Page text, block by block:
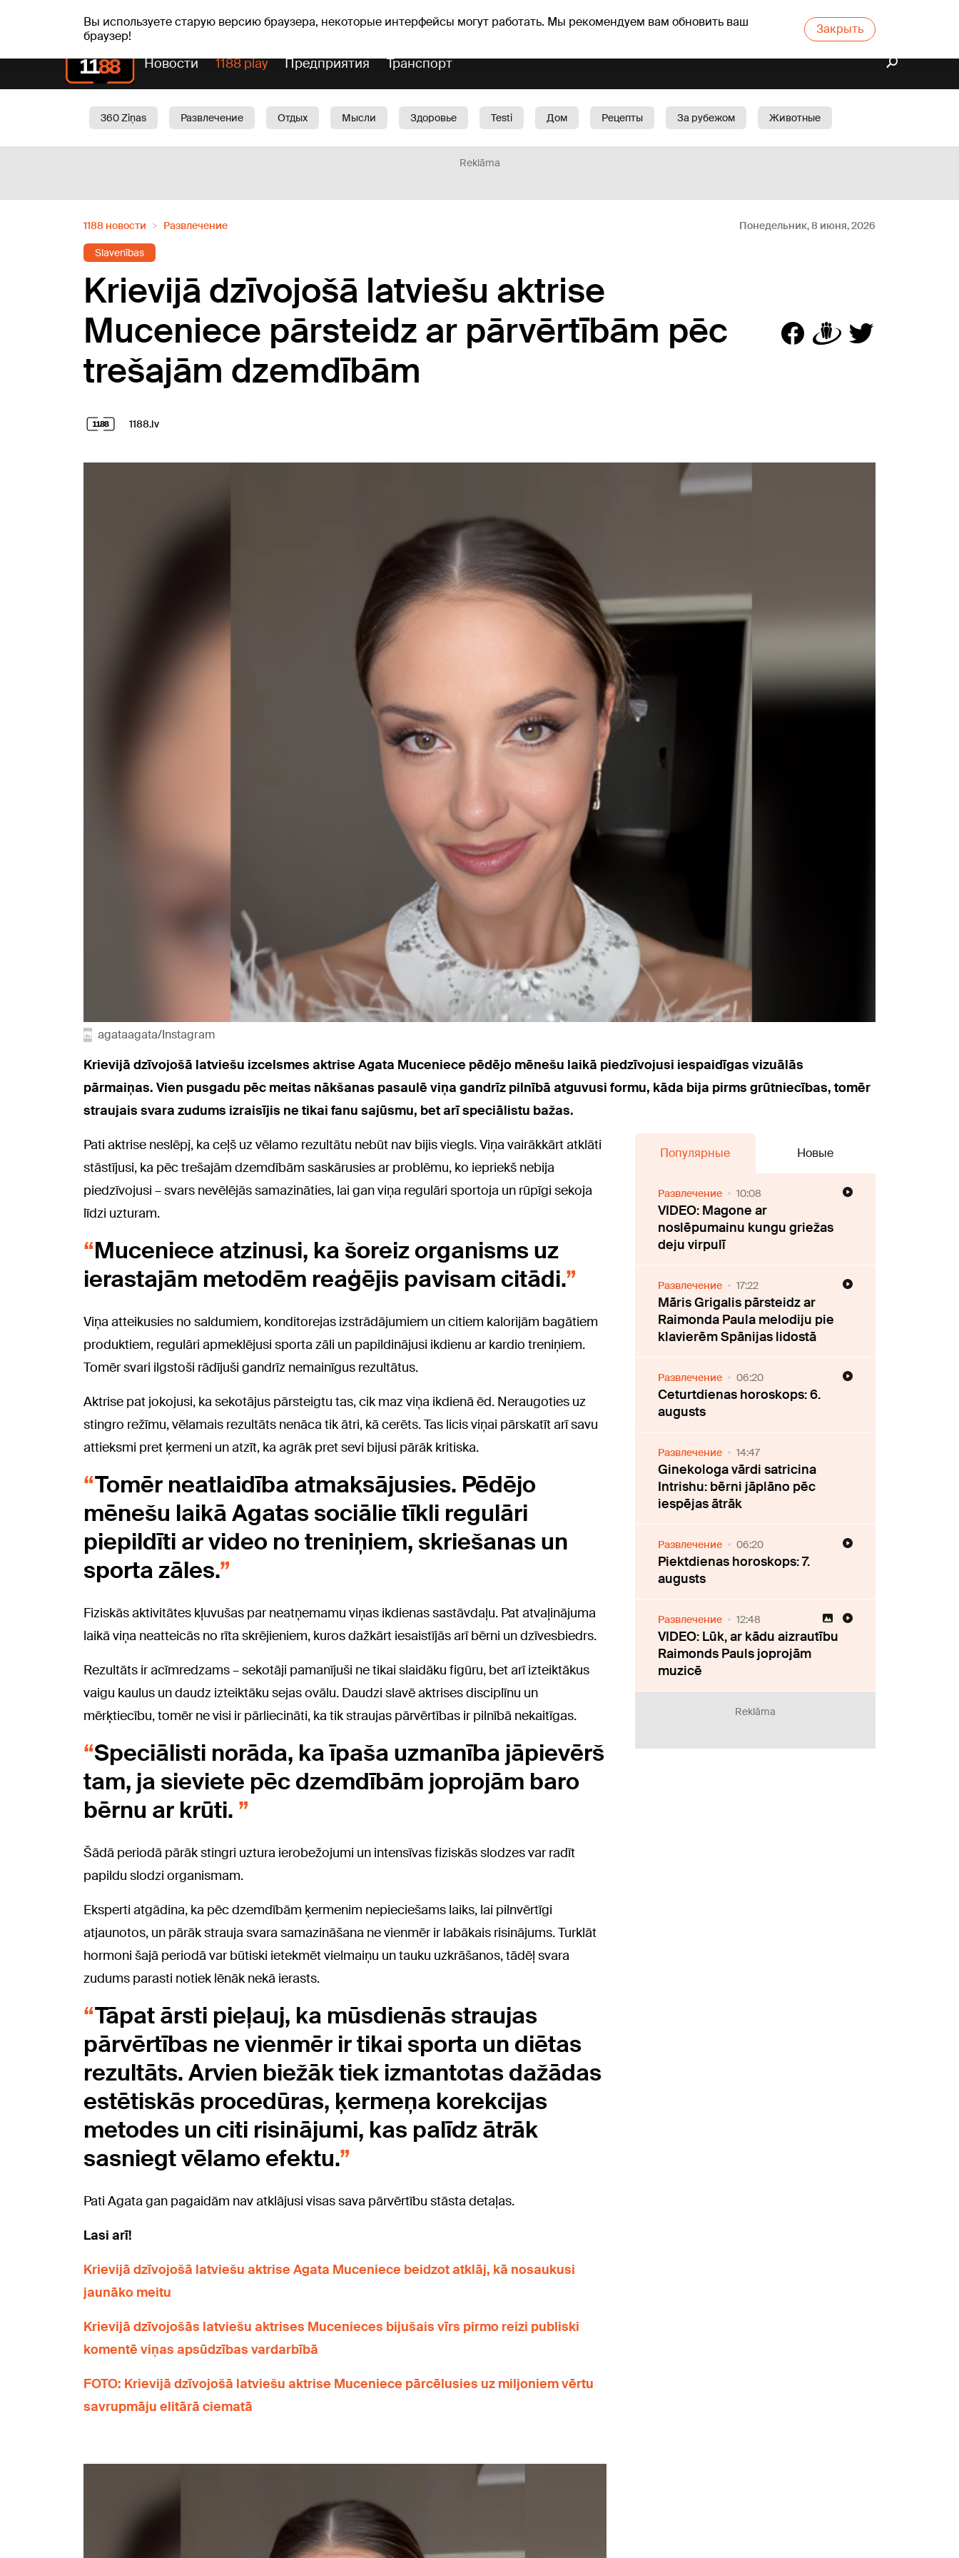
Вы используете старую версию браузера, некоторые интерфейсы могут работать. Мы рекомендуем вам обновить ваш
браузер!
Закрыть
пт, 07.08.2026. +18°C Alfrēds, Fredis, Madars Прогноз погоды Гороскопы
Новости 1188 play Предприятия Транспорт
360 Ziņas Развлечение Отдых Мысли Здоровье Testi Дом Рецепты За рубежом
Животные
Reklāma
1188 новости Развлечение Понедельник, 8 июня, 2026
Slavenības
Krievijā dzīvojošā latviešu aktrise
Muceniece pārsteidz ar pārvērtībām pēc
trešajām dzemdībām
1188.lv
agataagata/Instagram
Krievijā dzīvojošā latviešu izcelsmes aktrise Agata Muceniece pēdējo mēnešu laikā piedzīvojusi iespaidīgas vizuālās
pārmaiņas. Vien pusgadu pēc meitas nākšanas pasaulē viņa gandrīz pilnībā atguvusi formu, kāda bija pirms grūtniecības, tomēr
straujais svara zudums izraisījis ne tikai fanu sajūsmu, bet arī speciālistu bažas.
Pati aktrise neslēpj, ka ceļš uz vēlamo rezultātu nebūt nav bijis viegls. Viņa vairākkārt atklāti
stāstījusi, ka pēc trešajām dzemdībām saskārusies ar problēmu, ko iepriekš nebija
piedzīvojusi – svars nevēlējās samazināties, lai gan viņa regulāri sportoja un rūpīgi sekoja
līdzi uzturam.
Muceniece atzinusi, ka šoreiz organisms uz
ierastajām metodēm reaģējis pavisam citādi.
Viņa atteikusies no saldumiem, konditorejas izstrādājumiem un citiem kalorijām bagātiem
produktiem, regulāri apmeklējusi sporta zāli un papildinājusi ikdienu ar kardio treniņiem.
Tomēr svari ilgstoši rādījuši gandrīz nemainīgus rezultātus.
Aktrise pat jokojusi, ka sekotājus pārsteigtu tas, cik maz viņa ikdienā ēd. Neraugoties uz
stingro režīmu, vēlamais rezultāts nenāca tik ātri, kā cerēts. Tas licis viņai pārskatīt arī savu
attieksmi pret ķermeni un atzīt, ka agrāk pret sevi bijusi pārāk kritiska.
Tomēr neatlaidība atmaksājusies. Pēdējo
mēnešu laikā Agatas sociālie tīkli regulāri
piepildīti ar video no treniņiem, skriešanas un
sporta zāles.
Fiziskās aktivitātes kļuvušas par neatņemamu viņas ikdienas sastāvdaļu. Pat atvaļinājuma
laikā viņa neatteicās no rīta skrējieniem, kuros dažkārt iesaistījās arī bērni un dzīvesbiedrs.
Rezultāts ir acīmredzams – sekotāji pamanījuši ne tikai slaidāku figūru, bet arī izteiktākus
vaigu kaulus un daudz izteiktāku sejas ovālu. Daudzi slavē aktrises disciplīnu un
mērķtiecību, tomēr ne visi ir pārliecināti, ka tik straujas pārvērtības ir pilnībā nekaitīgas.
Speciālisti norāda, ka īpaša uzmanība jāpievērš
tam, ja sieviete pēc dzemdībām joprojām baro
bērnu ar krūti.
Šādā periodā pārāk stingri uztura ierobežojumi un intensīvas fiziskās slodzes var radīt
papildu slodzi organismam.
Eksperti atgādina, ka pēc dzemdībām ķermenim nepieciešams laiks, lai pilnvērtīgi
atjaunotos, un pārāk strauja svara samazināšana ne vienmēr ir labākais risinājums. Turklāt
hormoni šajā periodā var būtiski ietekmēt vielmaiņu un tauku uzkrāšanos, tādēļ svara
zudums parasti notiek lēnāk nekā ierasts.
Tāpat ārsti pieļauj, ka mūsdienās straujas
pārvērtības ne vienmēr ir tikai sporta un diētas
rezultāts. Arvien biežāk tiek izmantotas dažādas
estētiskās procedūras, ķermeņa korekcijas
metodes un citi risinājumi, kas palīdz ātrāk
sasniegt vēlamo efektu.
Pati Agata gan pagaidām nav atklājusi visas sava pārvērtību stāsta detaļas.
Lasi arī!
Krievijā dzīvojošā latviešu aktrise Agata Muceniece beidzot atklāj, kā nosaukusi
jaunāko meitu
Krievijā dzīvojošās latviešu aktrises Mucenieces bijušais vīrs pirmo reizi publiski
komentē viņas apsūdzības vardarbībā
FOTO: Krievijā dzīvojošā latviešu aktrise Muceniece pārcēlusies uz miljoniem vērtu
savrupmāju elitārā ciematā
Популярные Новые
Развлечение 10:08
VIDEO: Magone ar
noslēpumainu kungu griežas
deju virpulī
Развлечение 17:22
Māris Grigalis pārsteidz ar
Raimonda Paula melodiju pie
klavierēm Spānijas lidostā
Развлечение 06:20
Ceturtdienas horoskops: 6.
augusts
Развлечение 14:47
Ginekologa vārdi satricina
Intrishu: bērni jāplāno pēc
iespējas ātrāk
Развлечение 06:20
Piektdienas horoskops: 7.
augusts
Развлечение 12:48
VIDEO: Lūk, ar kādu aizrautību
Raimonds Pauls joprojām
muzicē
Reklāma